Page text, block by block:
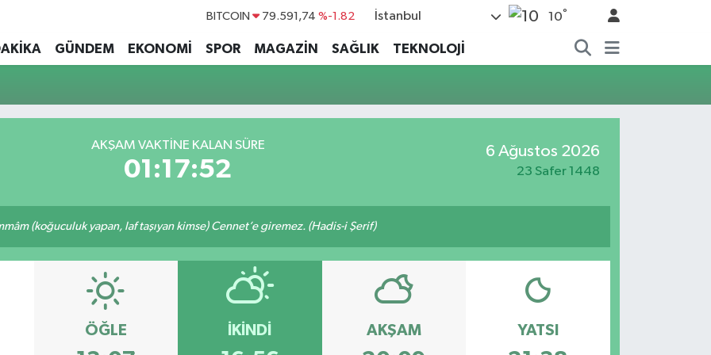
BITCOIN 79.591,74 %-1.82
DOLAR 45,43620 %0.02
STERLİN 61,60380 %0.18
İstanbul 10°
GÜNDEM EKONOMİ SPOR MAGAZİN SAĞLIK TEKNOLOJİ
AKŞAM VAKTİNE KALAN SÜRE
01:17:52
6 Ağustos 2026
23 Safer 1448
(koğuculuk yapan, laf taşıyan kimse) Cennet’e giremez. (Hadis-i Şerif)
ÖĞLE İKINDI AKŞAM YATSI